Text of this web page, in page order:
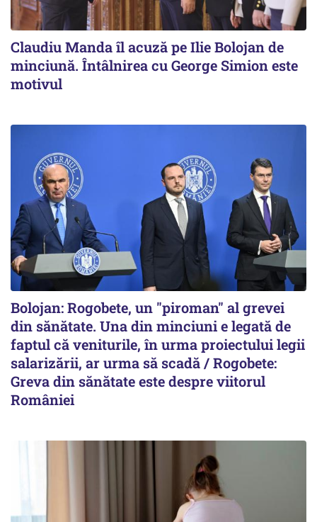
Claudiu Manda îl acuză pe Ilie Bolojan de
minciună. Întâlnirea cu George Simion este
motivul
Bolojan: Rogobete, un "piroman" al grevei
din sănătate. Una din minciuni e legată de
faptul că veniturile, în urma proiectului legii
salarizării, ar urma să scadă / Rogobete:
Greva din sănătate este despre viitorul
României